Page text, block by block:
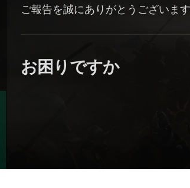
ご報告を誠にありがとうございます
お困りですか